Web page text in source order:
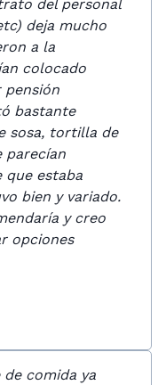
del personal
deja mucho
a la
colocado
pensión
bastante
sosa, tortilla de
parecían
que estaba
bien y variado.
y creo
opciones
comida ya